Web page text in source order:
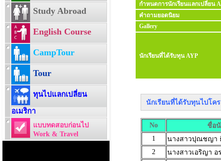
Study Abroad
English Course
CampTour
Tour
ทุนไปแลกเปลี่ยน
อเมริกา
แบบทดสอบก่อนไป
Work & Travel
กำหนดการนักเรียนแลกเปลี่ยน
คำถามยอดนิยม
Gallery
นักเรียนที่ได้รับทุน AYP
นักเรียนที่ได้รับทุนไปโคร
No
ชื่อ
1
นางสาวปุณชญา
2
นางสาวเอริญา อ